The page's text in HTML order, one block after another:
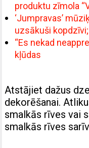
produktu zīmola
‘Jumpravas’
uzsākuši
“Es nekad
kļūdas
Atstājiet dažus
dekorēšanai.
smalkās rīves vai
smalkās rīves